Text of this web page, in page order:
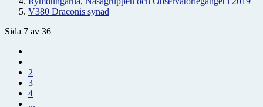
V380 Draconis synad
Sida 7 av 36
2
3
4
...